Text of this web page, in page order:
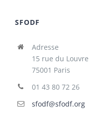
SFODF
Adresse
15 rue du Louvre
75001 Paris
01 43 80 72 26
sfodf@sfodf.org